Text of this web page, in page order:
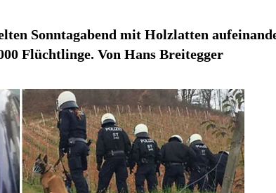
Sonntagabend mit Holzlatten
Flüchtlinge. Von Hans Breitegger